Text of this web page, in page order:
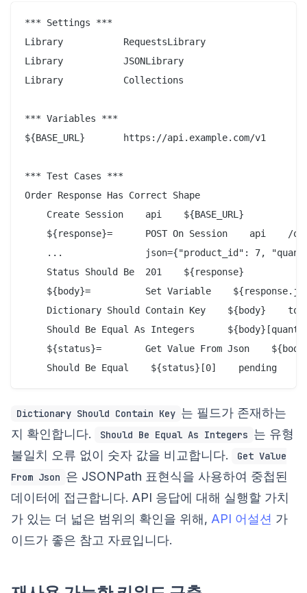
*** Settings ***
Library           RequestsLibrary
Library           JSONLibrary
Library           Collections
*** Variables ***
${BASE_URL}       https://api.example.com/v1
*** Test Cases ***
Order Response Has Correct Shape
    Create Session    api    ${BASE_URL}
${response}=      POST On Session    api    /
...               json={"product_id": 7,
    Status Should Be  201    ${response}
${body}=          Set Variable
Dictionary Should Contain Key    ${body}
Should Be Equal As Integers
${status}=        Get Value From Json
Dictionary Should Contain Key 는 필드가 존재하는
지 확인합니다.
Should Be Equal As Integers 는 유형
불일치 오류 없이 숫자 값을 비교합니다.
Get Value
From Json 은 JSONPath 표현식을 사용하여 중첩된
데이터에 접근합니다. API 응답에 대해 실행할 가치
가 있는 더 넓은 범위의 확인을 위해, API 어설션 가
이드가 좋은 참고 자료입니다.